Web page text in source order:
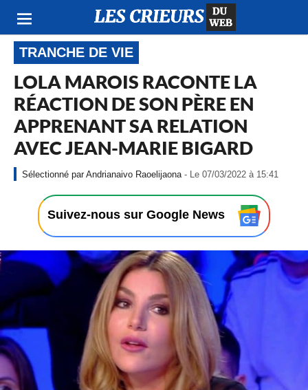
TRANCHE DE VIE
LOLA MAROIS RACONTE LA
RÉACTION DE SON PÈRE EN
APPRENANT SA RELATION
AVEC JEAN-MARIE BIGARD
Andrianaivo Raoelijaona - Le 07/03/2022 à 15:41
0
3
Suivez-nous sur Google News